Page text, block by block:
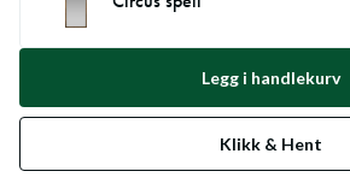
Legg i handlekurv
Klikk & Hent